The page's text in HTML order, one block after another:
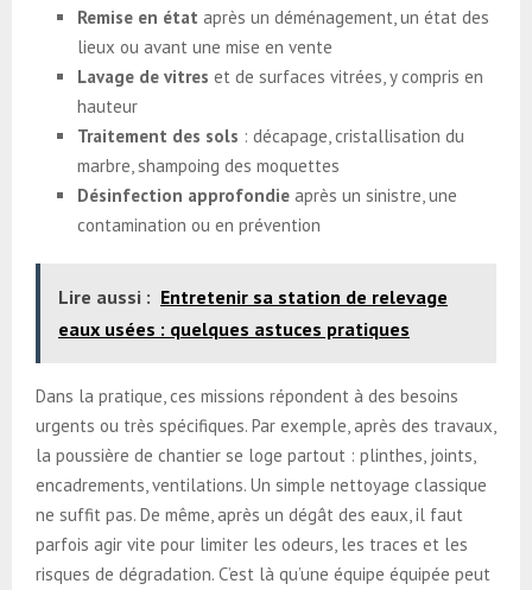
Remise en état après un déménagement, un état des
lieux ou avant une mise en vente
Lavage de vitres et de surfaces vitrées, y compris en
hauteur
Traitement des sols : décapage, cristallisation du
marbre, shampoing des moquettes
Désinfection approfondie après un sinistre, une
contamination ou en prévention
Lire aussi : Entretenir sa station de relevage
eaux usées : quelques astuces pratiques
Dans la pratique, ces missions répondent à des besoins
urgents ou très spécifiques. Par exemple, après des travaux,
la poussière de chantier se loge partout : plinthes, joints,
encadrements, ventilations. Un simple nettoyage classique
ne suffit pas. De même, après un dégât des eaux, il faut
parfois agir vite pour limiter les odeurs, les traces et les
risques de dégradation. C’est là qu’une équipe équipée peut